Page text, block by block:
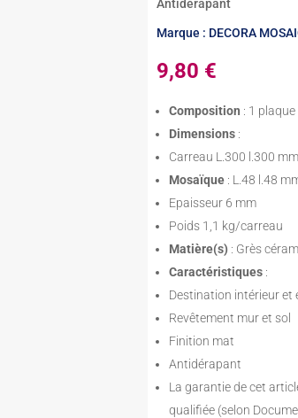
Antidérapant
Marque : DECORA
9,80 €
Composition : 1 plaque
Dimensions :
Carreau L.300 l.300 mm
Mosaïque : L.48 l.48
Epaisseur 6 mm
Poids 1,1 kg/carreau
Matière(s) : Grès
Caractéristiques :
Destination intérieur et
Revêtement mur et sol
Finition mat
Antidérapant
La garantie de cet
qualifiée (selon